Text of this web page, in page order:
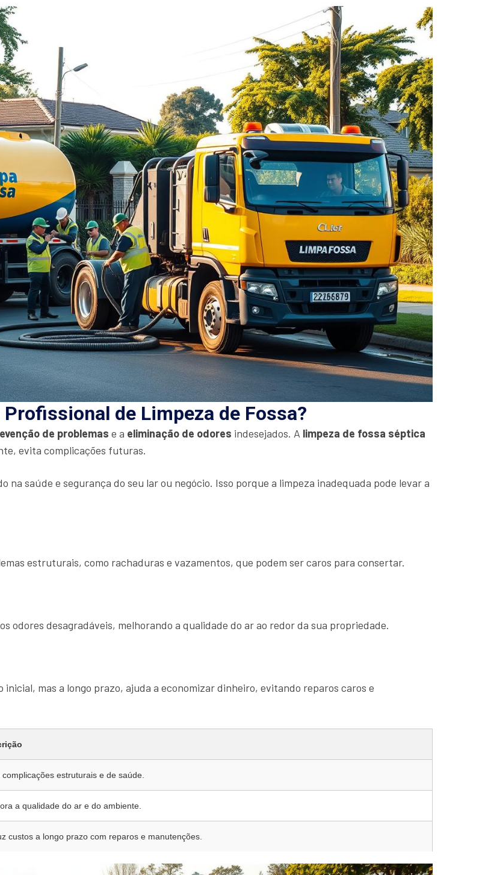
de Limpeza de Fossa?
de problemas e a eliminação de odores indesejados. A limpeza de fossa séptica
evita complicações futuras.
saúde e segurança do seu lar ou negócio. Isso porque a limpeza inadequada pode levar a
estruturais, como rachaduras e vazamentos, que podem ser caros para consertar.
odores desagradáveis, melhorando a qualidade do ar ao redor da sua propriedade.
mas a longo prazo, ajuda a economizar dinheiro, evitando reparos caros e
complicações estruturais e de saúde.
a qualidade do ar e do ambiente.
custos a longo prazo com reparos e manutenções.